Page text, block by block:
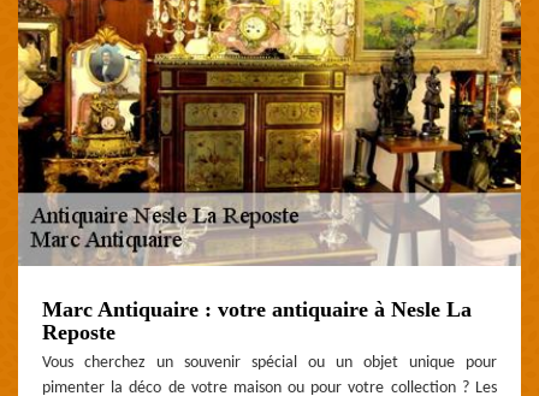
Marc Antiquaire : votre antiquaire à Nesle La
Reposte
Vous cherchez un souvenir spécial ou un objet unique pour
pimenter la déco de votre maison ou pour votre collection ? Les